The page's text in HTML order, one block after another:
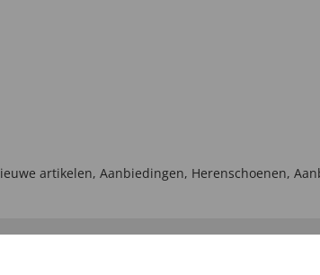
artikelen, Aanbiedingen, Herenschoenen,